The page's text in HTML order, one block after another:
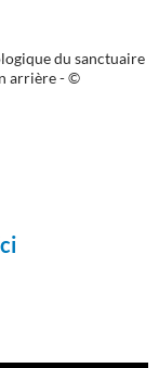
du sanctuaire
arrière - ©